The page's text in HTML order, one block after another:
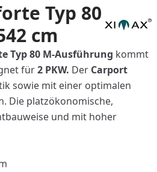
Typ 80
cm
Typ 80 M-Ausführung kommt
für2 PKW. DerCarport
sowie mit einer optimalen
Die platzökonomische,
und mit hoher